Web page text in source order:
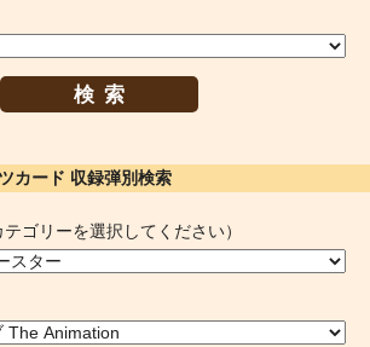
検索
カード 収録弾別検索
テゴリーを選択してください）